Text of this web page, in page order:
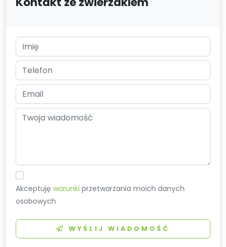
Akceptujęwarunki przetwarzania moich danych
osobowych
WYŚLIJ WIADOMOŚĆ